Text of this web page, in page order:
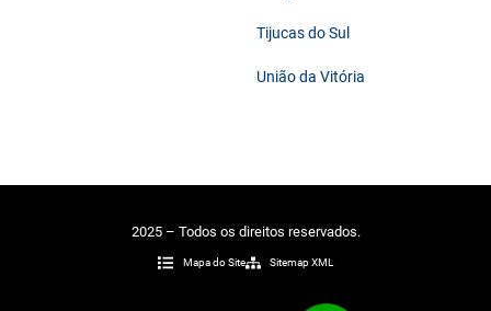
Tijucas do Sul
União da Vitória
2025 – Todos os direitos reservados.
Mapa do Site Sitemap XML